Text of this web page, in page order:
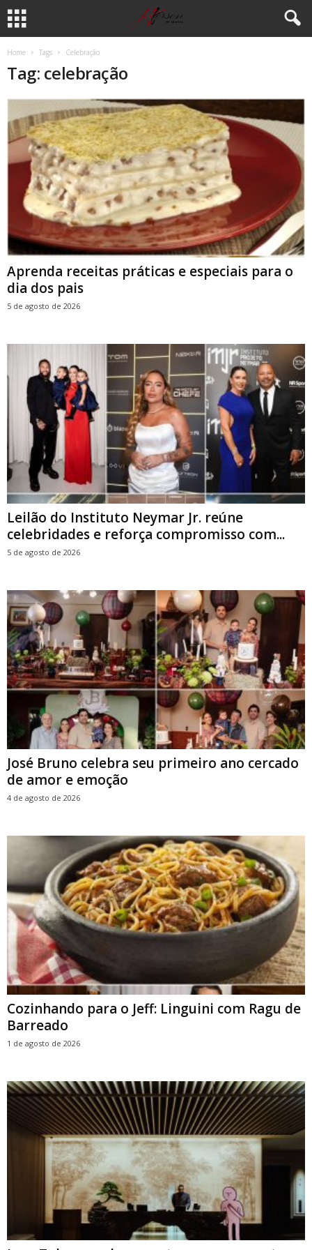
Home Tags Celebração
Tag: celebração
Aprenda receitas práticas e especiais para o
dia dos pais
5 de agosto de 2026
Leilão do Instituto Neymar Jr. reúne
celebridades e reforça compromisso com...
5 de agosto de 2026
José Bruno celebra seu primeiro ano cercado
de amor e emoção
4 de agosto de 2026
Cozinhando para o Jeff: Linguini com Ragu de
Barreado
1 de agosto de 2026